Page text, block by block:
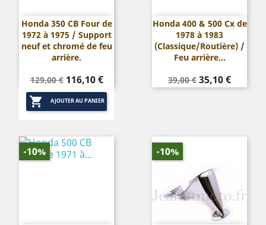
Honda 350 CB Four de
1972 à 1975 / Support
neuf et chromé de feu
arrière.
Prix
de
base
129,00 € Prix
116,10 €
 AJOUTER AU PANIER
Honda 400 & 500 Cx de
1978 à 1983
(Classique/Routière) /
Feu arrière...
Prix
de
39,00 € Prix
35,10 €
-10% -10%